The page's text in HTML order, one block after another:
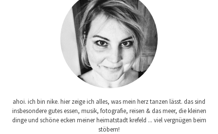
ahoi. ich bin nike. hier zeige ich alles, was mein herz tanzen lässt. das sind
insbesondere gutes essen, musik, fotografie, reisen & das meer, die kleinen
dinge und schöne ecken meiner heimatstadt krefeld ... viel vergnügen beim
stöbern!